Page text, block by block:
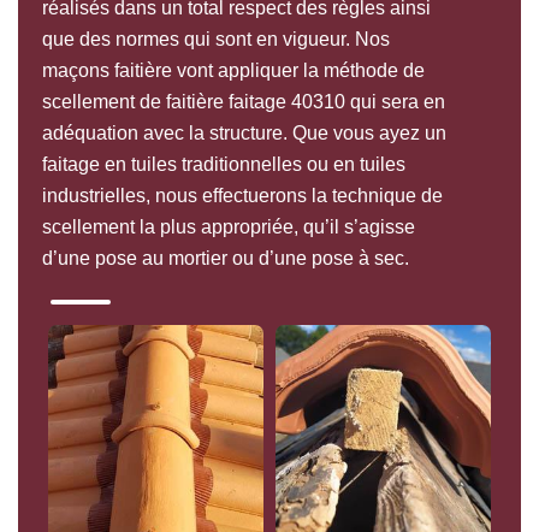
réalisés dans un total respect des règles ainsi
que des normes qui sont en vigueur. Nos
maçons faitière vont appliquer la méthode de
scellement de faitière faitage 40310 qui sera en
adéquation avec la structure. Que vous ayez un
faitage en tuiles traditionnelles ou en tuiles
industrielles, nous effectuerons la technique de
scellement la plus appropriée, qu’il s’agisse
d’une pose au mortier ou d’une pose à sec.